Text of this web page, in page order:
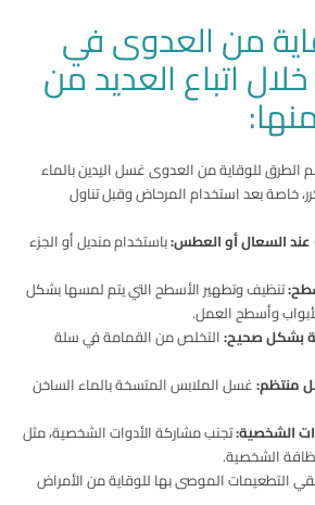
من العدوى في
اتباع العديد من
الطرق للوقاية من العدوى غسل اليدين بالماء
خاصة بعد استخدام المرحاض وقبل تناول
عند السعال أو العطس:باستخدام منديل أو الجزء
تنظيف وتطهير الأسطح التي يتم لمسها بشكل
وأسطح العمل.
بشكل صحيح:التخلص من القمامة في سلة
منتظم:غسل الملابس المتسخة بالماء الساخن
الشخصية:تجنب مشاركة الأدوات الشخصية، مثل
الشخصية.
التطعيمات الموصى بها للوقاية من الأمراض